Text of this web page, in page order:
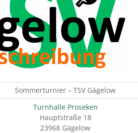
Sommerturnier – TSV Gägelow
Turnhalle Proseken
Hauptstraße 18
23968 Gägelow